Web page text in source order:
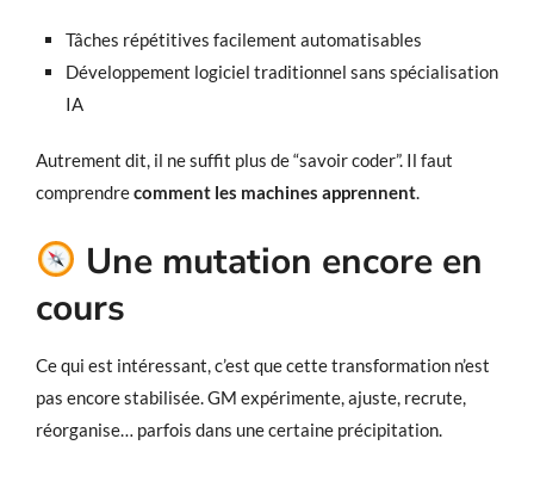
Tâches répétitives facilement automatisables
Développement logiciel traditionnel sans spécialisation
IA
Autrement dit, il ne suffit plus de “savoir coder”. Il faut
comprendrecomment les machines apprennent.
Une mutation encore en
cours
Ce qui est intéressant, c’est que cette transformation n’est
pas encore stabilisée. GM expérimente, ajuste, recrute,
réorganise… parfois dans une certaine précipitation.